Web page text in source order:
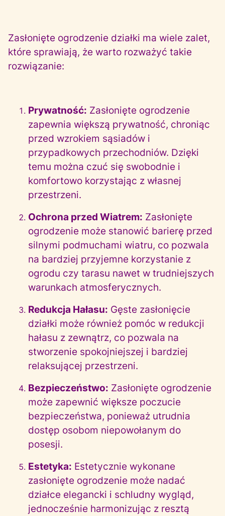
Zasłonięte ogrodzenie działki ma wiele zalet,
które sprawiają, że warto rozważyć takie
rozwiązanie:
Prywatność: Zasłonięte ogrodzenie
zapewnia większą prywatność, chroniąc
przed wzrokiem sąsiadów i
przypadkowych przechodniów. Dzięki
temu można czuć się swobodnie i
komfortowo korzystając z własnej
przestrzeni.
Ochrona przed Wiatrem: Zasłonięte
ogrodzenie może stanowić barierę przed
silnymi podmuchami wiatru, co pozwala
na bardziej przyjemne korzystanie z
ogrodu czy tarasu nawet w trudniejszych
warunkach atmosferycznych.
Redukcja Hałasu: Gęste zasłonięcie
działki może również pomóc w redukcji
hałasu z zewnątrz, co pozwala na
stworzenie spokojniejszej i bardziej
relaksującej przestrzeni.
Bezpieczeństwo: Zasłonięte ogrodzenie
może zapewnić większe poczucie
bezpieczeństwa, ponieważ utrudnia
dostęp osobom niepowołanym do
posesji.
Estetyka: Estetycznie wykonane
zasłonięte ogrodzenie może nadać
działce elegancki i schludny wygląd,
jednocześnie harmonizując z resztą